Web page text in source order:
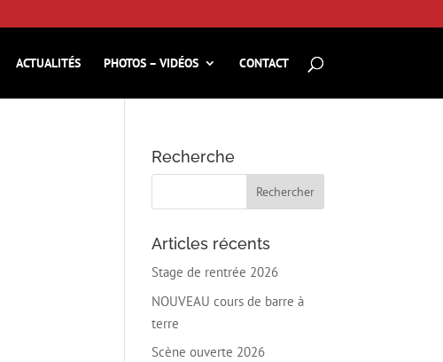
ACTUALITÉS PHOTOS – VIDÉOS CONTACT
Recherche
Articles récents
Stage de rentrée 2026
NOUVEAU cours de barre à
terre
Scène ouverte 2026